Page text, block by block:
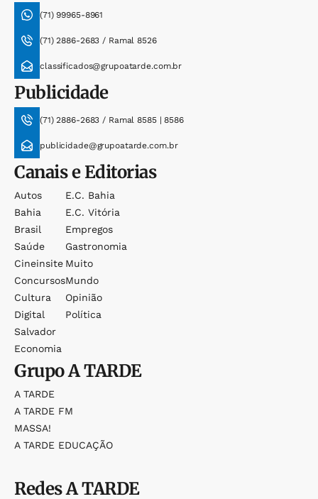
(71) 99965-8961
(71) 2886-2683 / Ramal 8526
classificados@grupoatarde.com.br
Publicidade
(71) 2886-2683 / Ramal 8585 | 8586
publicidade@grupoatarde.com.br
Canais e Editorias
Autos
Bahia
Brasil
Saúde
Cineinsite
Concursos
Cultura
Digital
Salvador
Economia
E.c. Bahia
E.c. Vitória
Empregos
Gastronomia
Muito
Mundo
Opinião
Política
GrupoA TARDE
A TARDE
A TARDE FM
MASSA!
A TARDE EDUCAÇÃO
RedesA TARDE